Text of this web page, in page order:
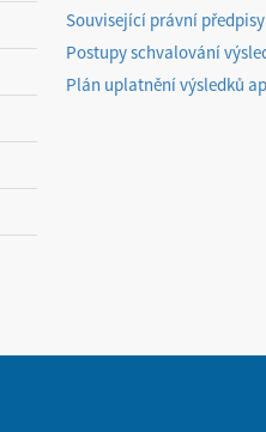
Související právní předpisy
Postupy schvalování
Plán uplatnění výsledků